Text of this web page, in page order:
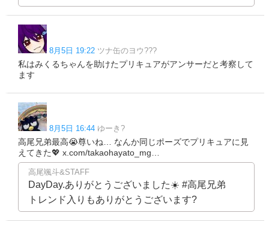
8月5日 19:22 ツナ缶のヨウ???
私はみくるちゃんを助けたプリキュアがアンサーだと考察して
ます
8月5日 16:44 ゆーき?
高尾兄弟最高😭尊いね… なんか同じポーズでプリキュアに見
えてきた💖 x.com/takaohayato_mg…
高尾颯斗&STAFF
DayDay.ありがとうございました☀️ #高尾兄弟
トレンド入りもありがとうございます?